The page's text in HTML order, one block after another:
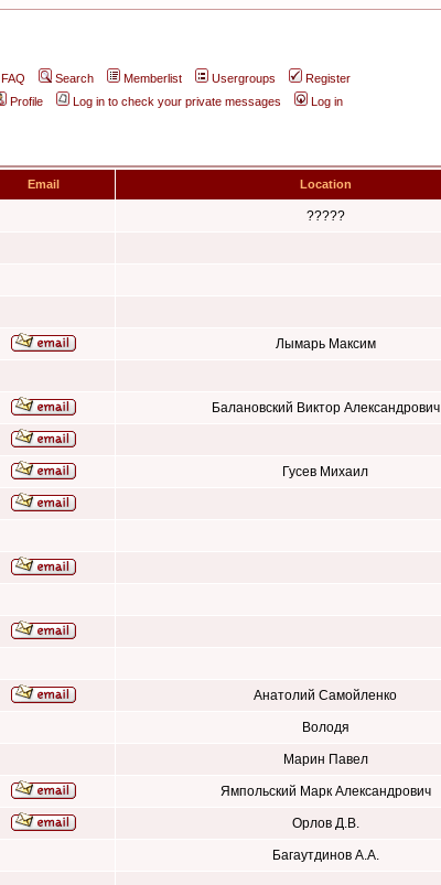
FAQ Search Memberlist Usergroups
Register
Profile
Log in to check your private messages Log in
Email Location
?????
Лымарь Максим
Балановский Виктор Александрович
Гусев Михаил
Анатолий Самойленко
Володя
Марин Павел
Ямпольский Марк Александрович
Орлов Д.В.
Багаутдинов А.А.